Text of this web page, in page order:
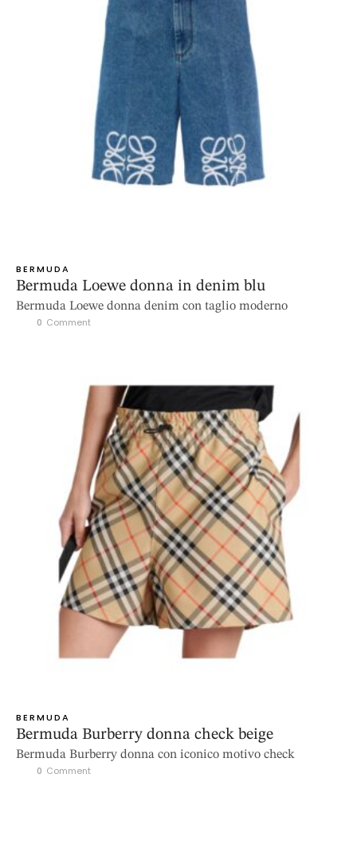
BERMUDA
Bermuda Loewe donna in denim blu
Bermuda Loewe donna denim con taglio moderno
0 Comment
BERMUDA
Bermuda Burberry donna check beige
Bermuda Burberry donna con iconico motivo check
0 Comment